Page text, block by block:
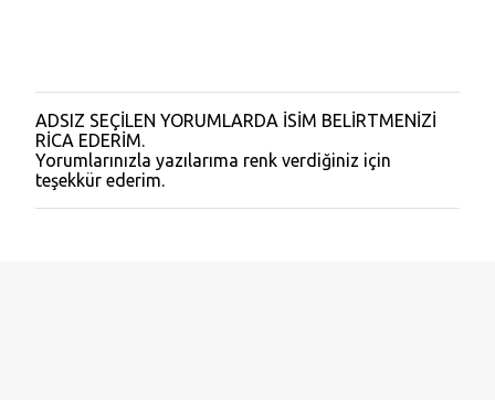
Y
o
r
u
m
ADSIZ SEÇİLEN YORUMLARDA İSİM BELİRTMENİZİ
RİCA EDERİM.
Yorumlarınızla yazılarıma renk verdiğiniz için
teşekkür ederim.